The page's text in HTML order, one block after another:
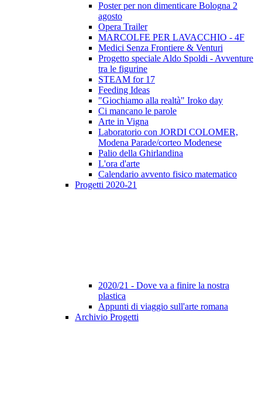
Poster per non dimenticare Bologna 2
agosto
Opera Trailer
MARCOLFE PER LAVACCHIO - 4F
Medici Senza Frontiere & Venturi
Progetto speciale Aldo Spoldi - Avventure
tra le figurine
STEAM for 17
Feeding Ideas
"Giochiamo alla realtà" Iroko day
Ci mancano le parole
Arte in Vigna
Laboratorio con JORDI COLOMER,
Modena Parade/corteo Modenese
Palio della Ghirlandina
L'ora d'arte
Calendario avvento fisico matematico
Progetti 2020-21
2020/21 - Dove va a finire la nostra
plastica
Appunti di viaggio sull'arte romana
Archivio Progetti